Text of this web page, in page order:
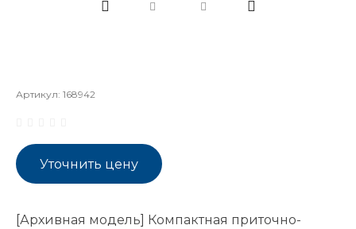
Артикул: 168942
Уточнить цену
[Архивная модель] Компактная приточно-